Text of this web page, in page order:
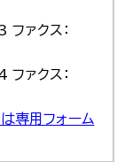
ァクス：
ァクス：
専用フォーム